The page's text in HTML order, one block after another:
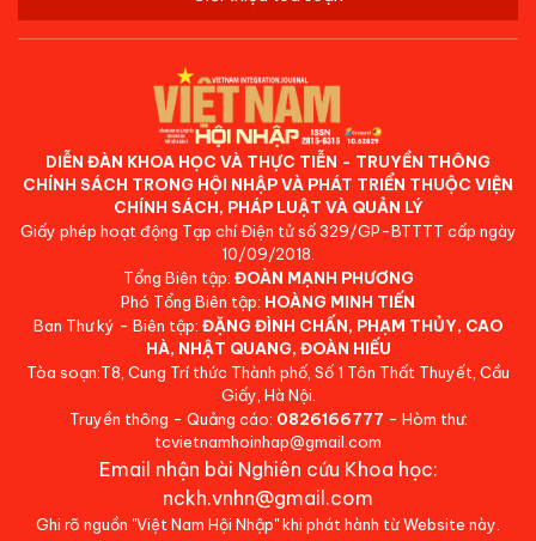
DIỄN ĐÀN KHOA HỌC VÀ THỰC TIỄN - TRUYỀN THÔNG
CHÍNH SÁCH TRONG HỘI NHẬP VÀ PHÁT TRIỂN THUỘC VIỆN
CHÍNH SÁCH, PHÁP LUẬT VÀ QUẢN LÝ
Giấy phép hoạt động Tạp chí Điện tử số 329/GP-BTTTT cấp ngày
10/09/2018.
Tổng Biên tập: ĐOÀN MẠNH PHƯƠNG
Phó Tổng Biên tập: HOÀNG MINH TIẾN
Ban Thư ký - Biên tập: ĐẶNG ĐÌNH CHẤN, PHẠM THỦY, CAO
HÀ, NHẬT QUANG, ĐOÀN HIẾU
Tòa soạn:T8, Cung Trí thức Thành phố, Số 1 Tôn Thất Thuyết, Cầu
Giấy, Hà Nội.
Truyền thông - Quảng cáo: 0826166777 - Hòm thư:
tcvietnamhoinhap@gmail.com
Email nhận bài Nghiên cứu Khoa học:
nckh.vnhn@gmail.com
Ghi rõ nguồn "Việt Nam Hội Nhập" khi phát hành từ Website này.